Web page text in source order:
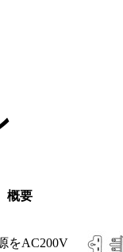
概要
をAC200V